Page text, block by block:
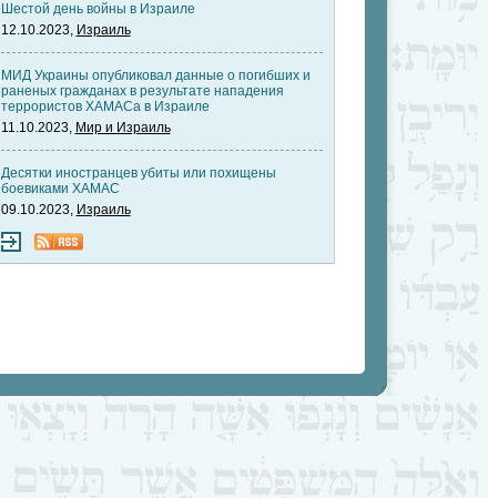
Шестой день войны в Израиле
12.10.2023, Израиль
МИД Украины опубликовал данные о погибших и
раненых гражданах в результате нападения
террористов ХАМАСа в Израиле
11.10.2023, Мир и Израиль
Десятки иностранцев убиты или похищены
боевиками ХАМАС
09.10.2023, Израиль